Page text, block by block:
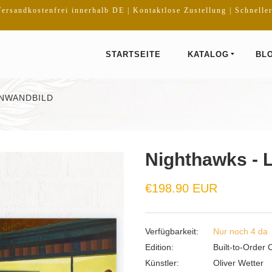
innerhalb DE | Kontaktlose Zustellung |
STARTSEITE KATALOG
Nighthawks -
€198.90 EUR
Verfügbarkeit:
Nur noch 4 da
Edition:
Built-to-Order
Künstler:
Oliver Wetter